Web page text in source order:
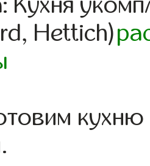
Кухня
Hettich)